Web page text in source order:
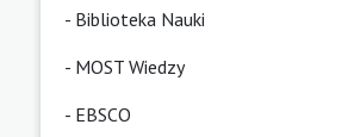
- Biblioteka Nauki
- MOST Wiedzy
- EBSCO